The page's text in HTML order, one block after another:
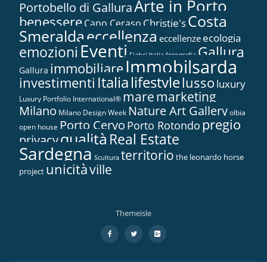
Portobello di GalluraArte in Porto
benessereCapo Ceraso Christie'sCosta
Smeraldaeccellenza eccellenze ecologia
emozioni Eventi Fiabci Italia fotografia Gallura
Gallura immobiliareImmobilsarda
investimenti Italialifestylelusso luxury
Luxury Portfolio International® maremarketing
Milano Milano Design Week Nature Art Galleryolbia
open house Porto Cervo Porto Rotondo pregio
privacyqualità Real Estate
Sardegna Scultura territorio the leonardo horse
project unicitàville
Themeisle
secondario
fa-
facebook
fa-
twitter
fa-
google-